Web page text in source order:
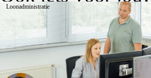
Loonadministratie